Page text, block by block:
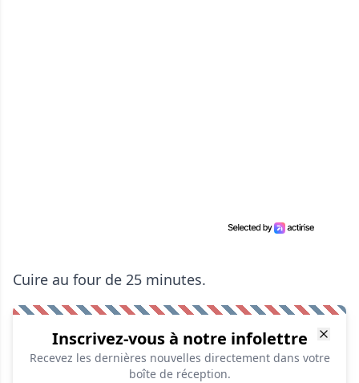
Cuire au four de 25 minutes.
Inscrivez-vous à notre infolettre
Recevez les dernières nouvelles directement dans votre
boîte de réception.